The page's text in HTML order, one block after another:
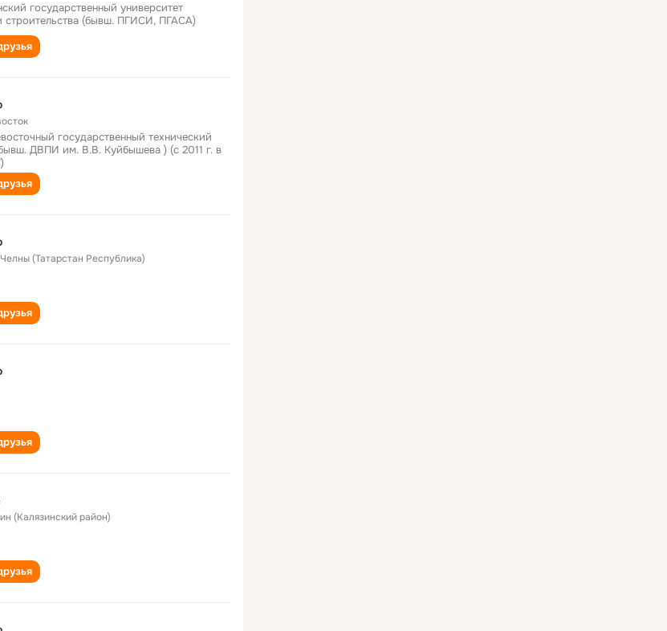
государственный университет
строительства (бывш. ПГИСИ, ПГАСА)
государственный технический
ДВПИ им. В.В. Куйбышева ) (с 2011 г. в
(Татарстан Республика)
(Калязинский район)